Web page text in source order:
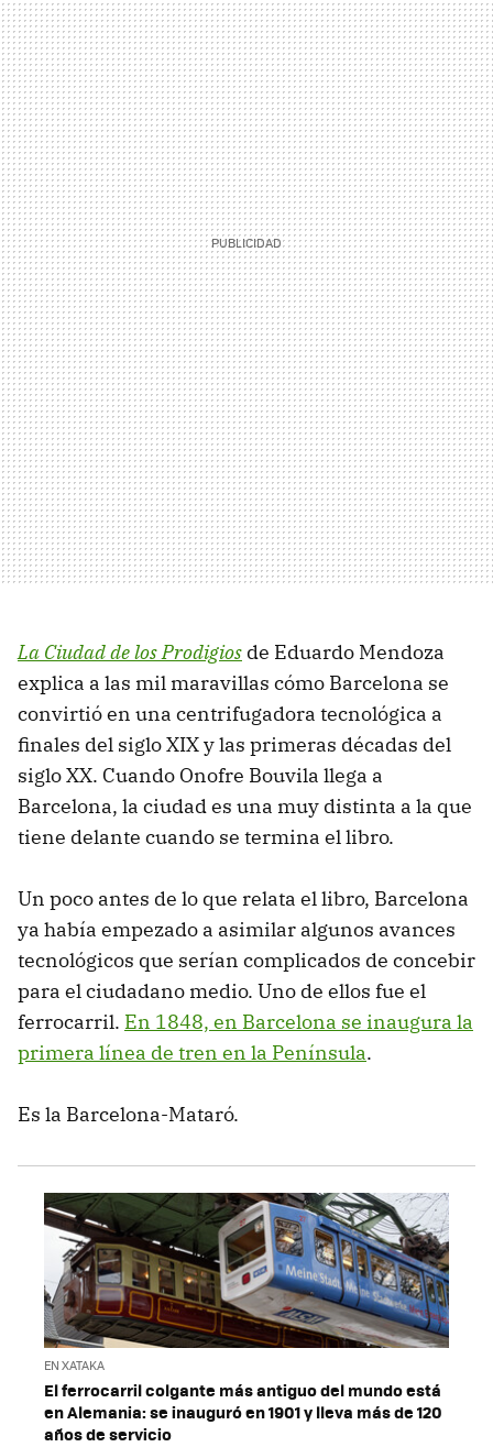
La Ciudad de los Prodigios de Eduardo Mendoza
explica a las mil maravillas cómo Barcelona se
convirtió en una centrifugadora tecnológica a
finales del siglo XIX y las primeras décadas del
siglo XX. Cuando Onofre Bouvila llega a
Barcelona, la ciudad es una muy distinta a la que
tiene delante cuando se termina el libro.
Un poco antes de lo que relata el libro, Barcelona
ya había empezado a asimilar algunos avances
tecnológicos que serían complicados de concebir
para el ciudadano medio. Uno de ellos fue el
ferrocarril. En 1848, en Barcelona se inaugura la
primera línea de tren en la Península.
Es la Barcelona-Mataró.
EN XATAKA
El ferrocarril colgante más antiguo del mundo está
en Alemania: se inauguró en 1901 y lleva más de 120
años de servicio